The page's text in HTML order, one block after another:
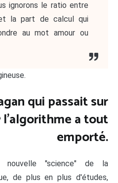
ignorons le ratio entre
la part de calcul qui
au mot amour ou
qui passait sur
l'algorithme a tout
emporté.
"science" de la
de plus en plus d'études,